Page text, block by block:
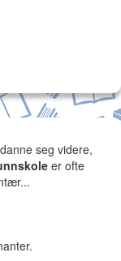
seg videre,
er ofte